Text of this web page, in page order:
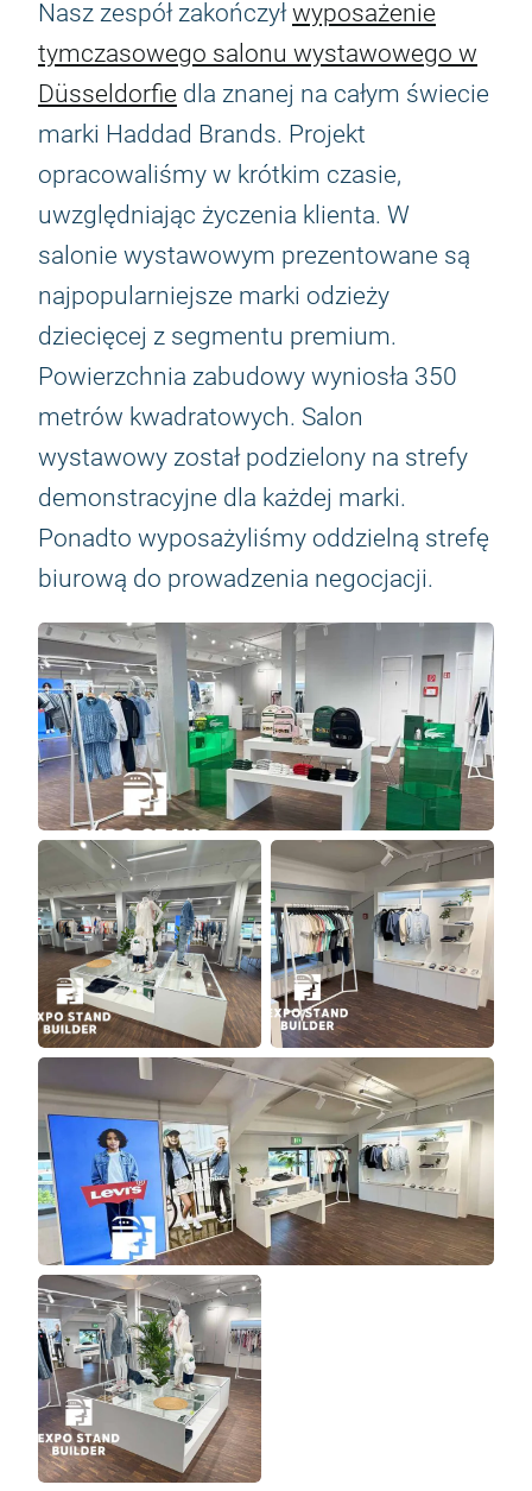
Nasz zespół zakończyłwyposażenie
tymczasowego salonu wystawowego w
Düsseldorfie dla znanej na całym świecie
marki Haddad Brands. Projekt
opracowaliśmy w krótkim czasie,
uwzględniając życzenia klienta. W
salonie wystawowym prezentowane są
najpopularniejsze marki odzieży
dziecięcej z segmentu premium.
Powierzchnia zabudowy wyniosła 350
metrów kwadratowych. Salon
wystawowy został podzielony na strefy
demonstracyjne dla każdej marki.
Ponadto wyposażyliśmy oddzielną strefę
biurową do prowadzenia negocjacji.